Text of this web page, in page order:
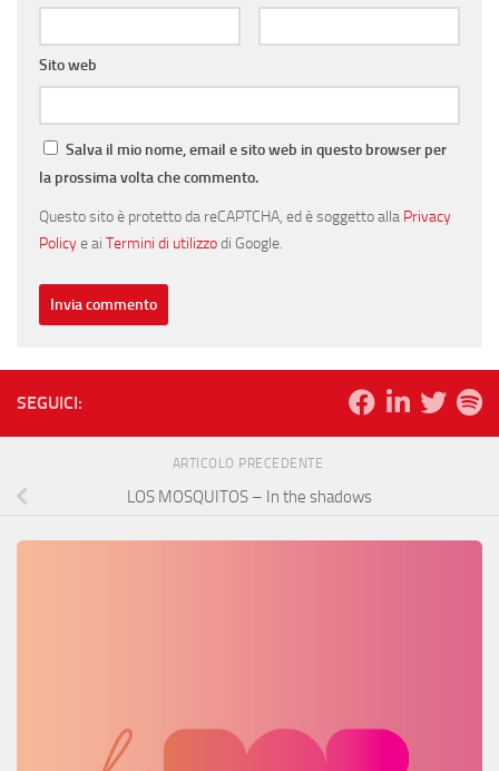
Sito web
Salva il mio nome, email e sito web in questo browser per
la prossima volta che commento.
Questo sito è protetto da reCAPTCHA, ed è soggetto alla Privacy
Policye ai Termini di utilizzodi Google.
SEGUICI:
ARTICOLO PRECEDENTE
LOS MOSQUITOS – In the shadows